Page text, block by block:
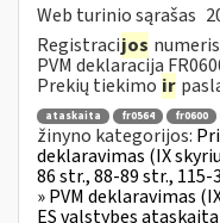
Web turinio sąrašas
Registracijos
PVM deklaracija
Prekių tiekimo ir
ataskaita fr0564 fr0600
žinyno kategorijos:
deklaravimas (IX
86 str., 88-89 str., 115-
» PVM deklaravimas
ES valstybes